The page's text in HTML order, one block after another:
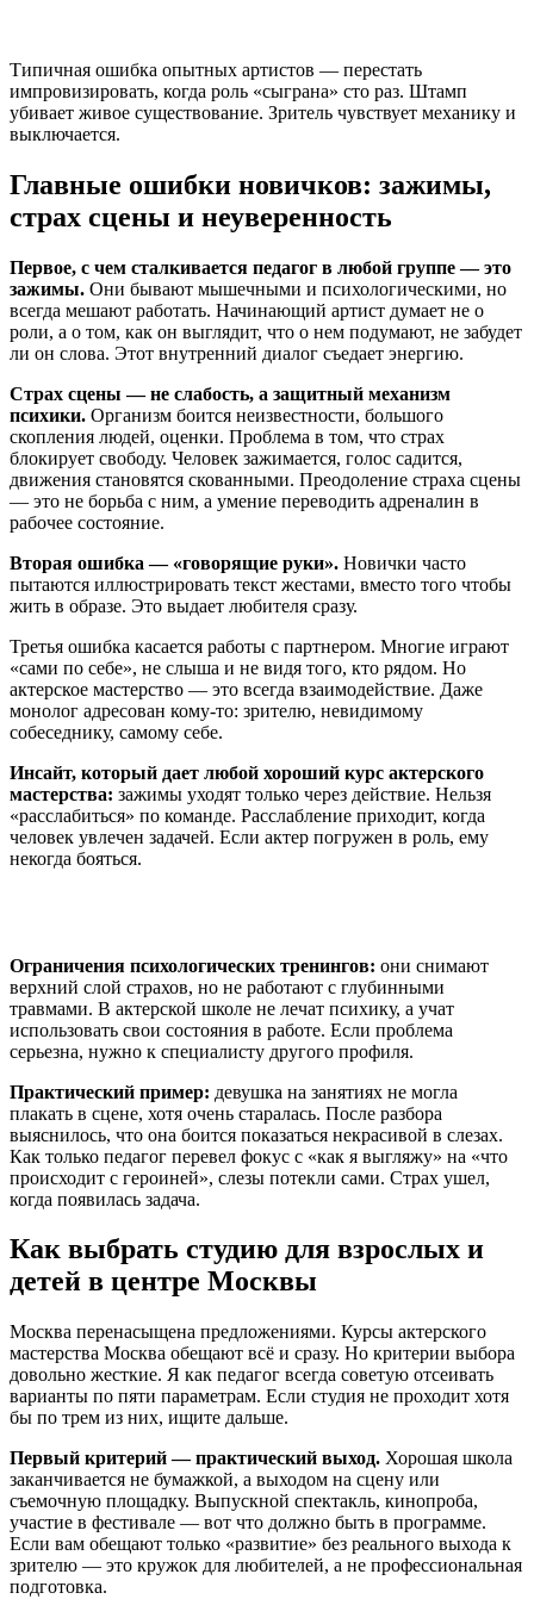
Типичная ошибка опытных артистов — перестать
импровизировать, когда роль «сыграна» сто раз. Штамп
убивает живое существование. Зритель чувствует механику и
выключается.
Главные ошибки новичков: зажимы,
страх сцены и неуверенность
Первое, с чем сталкивается педагог в любой группе — это
зажимы. Они бывают мышечными и психологическими, но
всегда мешают работать. Начинающий артист думает не о
роли, а о том, как он выглядит, что о нем подумают, не забудет
ли он слова. Этот внутренний диалог съедает энергию.
Страх сцены — не слабость, а защитный механизм
психики. Организм боится неизвестности, большого
скопления людей, оценки. Проблема в том, что страх
блокирует свободу. Человек зажимается, голос садится,
движения становятся скованными. Преодоление страха сцены
— это не борьба с ним, а умение переводить адреналин в
рабочее состояние.
Вторая ошибка — «говорящие руки». Новички часто
пытаются иллюстрировать текст жестами, вместо того чтобы
жить в образе. Это выдает любителя сразу.
Третья ошибка касается работы с партнером. Многие играют
«сами по себе», не слыша и не видя того, кто рядом. Но
актерское мастерство — это всегда взаимодействие. Даже
монолог адресован кому-то: зрителю, невидимому
собеседнику, самому себе.
Инсайт, который дает любой хороший курс актерского
мастерства: зажимы уходят только через действие. Нельзя
«расслабиться» по команде. Расслабление приходит, когда
человек увлечен задачей. Если актер погружен в роль, ему
некогда бояться.
Ограничения психологических тренингов: они снимают
верхний слой страхов, но не работают с глубинными
травмами. В актерской школе не лечат психику, а учат
использовать свои состояния в работе. Если проблема
серьезна, нужно к специалисту другого профиля.
Практический пример: девушка на занятиях не могла
плакать в сцене, хотя очень старалась. После разбора
выяснилось, что она боится показаться некрасивой в слезах.
Как только педагог перевел фокус с «как я выгляжу» на «что
происходит с героиней», слезы потекли сами. Страх ушел,
когда появилась задача.
Как выбрать студию для взрослых и
детей в центре Москвы
Москва перенасыщена предложениями. Курсы актерского
мастерства Москва обещают всё и сразу. Но критерии выбора
довольно жесткие. Я как педагог всегда советую отсеивать
варианты по пяти параметрам. Если студия не проходит хотя
бы по трем из них, ищите дальше.
Первый критерий — практический выход. Хорошая школа
заканчивается не бумажкой, а выходом на сцену или
съемочную площадку. Выпускной спектакль, кинопроба,
участие в фестивале — вот что должно быть в программе.
Если вам обещают только «развитие» без реального выхода к
зрителю — это кружок для любителей, а не профессиональная
подготовка.